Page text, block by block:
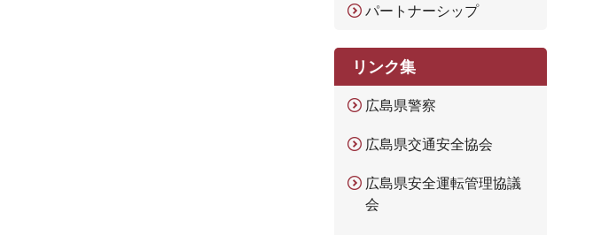
パートナーシップ
リンク集
広島県警察
広島県交通安全協会
広島県安全運転管理協議
会